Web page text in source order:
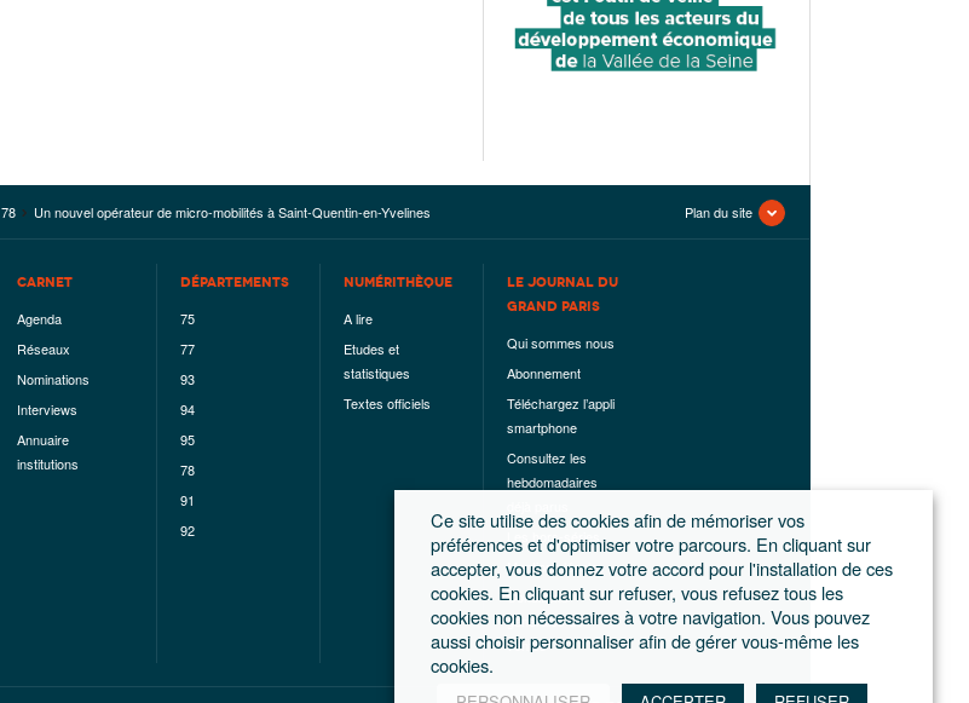
78 Un nouvel opérateur de micro-mobilités à Saint-Quentin-en-Yvelines Plan du site
CARNET
Agenda
Réseaux
Nominations
Interviews
Annuaire
institutions
DÉPARTEMENTS
75
77
93
94
95
78
91
92
NUMÉRITHÈQUE
A lire
Etudes et
statistiques
Textes officiels
LE JOURNAL DU
GRAND PARIS
Qui sommes nous
Abonnement
Téléchargez l’appli
smartphone
Consultez les
hebdomadaires
Les hors-séries
Mentions légales
Conditions
générales de
ventes
Ce site utilise des cookies afin de mémoriser vos
préférences et d'optimiser votre parcours. En cliquant sur
accepter, vous donnez votre accord pour l'installation de ces
cookies. En cliquant sur refuser, vous refusez tous les
cookies non nécessaires à votre navigation. Vous pouvez
aussi choisir personnaliser afin de gérer vous-même les
cookies.